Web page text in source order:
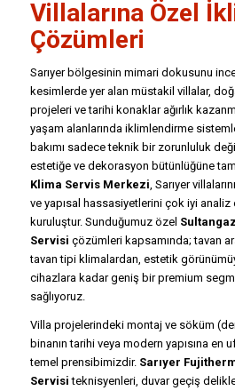
Villalarına Özel
Çözümleri
Sarıyer bölgesinin mimari dokusunu
kesimlerde yer alan müstakil villalar,
projeleri ve tarihi konaklar ağırlık
yaşam alanlarında iklimlendirme
bakımı sadece teknik bir zorunluluk
estetiğe ve dekorasyon bütünlüğüne
Klima Servis Merkezi , Sarıyer
ve yapısal hassasiyetlerini çok iyi
kuruluştur. Sunduğumuz özel
Servisi çözümleri kapsamında; tavan
tavan tipi klimalardan, estetik
cihazlara kadar geniş bir premium
sağlıyoruz.
Villa projelerindeki montaj ve söküm
binanın tarihi veya modern yapısına en
temel prensibimizdir. Sarıyer
Servisi teknisyenleri, duvar geçiş